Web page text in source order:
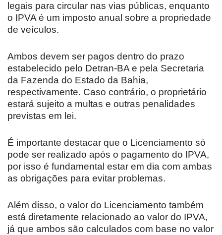
legais para circular nas vias públicas, enquanto
o IPVA é um imposto anual sobre a propriedade
de veículos.
Ambos devem ser pagos dentro do prazo
estabelecido pelo Detran-BA e pela Secretaria
da Fazenda do Estado da Bahia,
respectivamente. Caso contrário, o proprietário
estará sujeito a multas e outras penalidades
previstas em lei.
É importante destacar que o Licenciamento só
pode ser realizado após o pagamento do IPVA,
por isso é fundamental estar em dia com ambas
as obrigações para evitar problemas.
Além disso, o valor do Licenciamento também
está diretamente relacionado ao valor do IPVA,
já que ambos são calculados com base no valor